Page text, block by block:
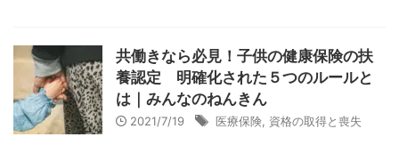
共働きなら必見！子供の健康保険の扶
養認定 明確化された５つのルールと
は｜みんなのねんきん
2021/7/19 医療保険 資格の取得と喪失